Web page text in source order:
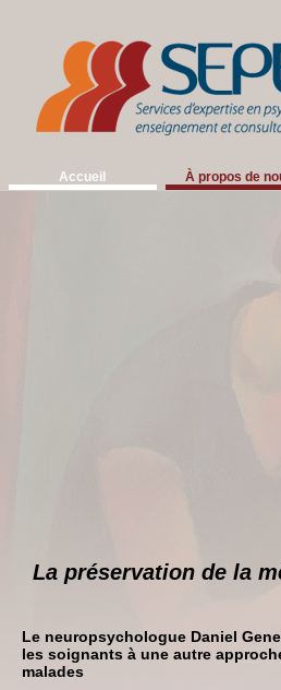
Accueil À propos de
La préservation de la
Le neuropsychologue Daniel
les soignants à une autre
malades